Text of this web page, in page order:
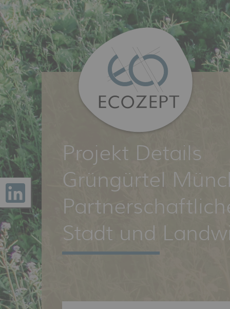
Projekt Details
Grüngürtel
Stadt und